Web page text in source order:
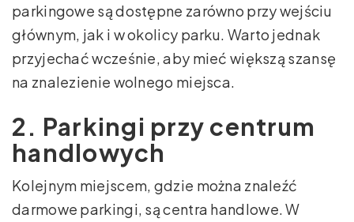
parkingowe są dostępne zarówno przy wejściu
głównym, jak i w okolicy parku. Warto jednak
przyjechać wcześnie, aby mieć większą szansę
na znalezienie wolnego miejsca.
2. Parkingi przy centrum
handlowych
Kolejnym miejscem, gdzie można znaleźć
darmowe parkingi, są centra handlowe. W